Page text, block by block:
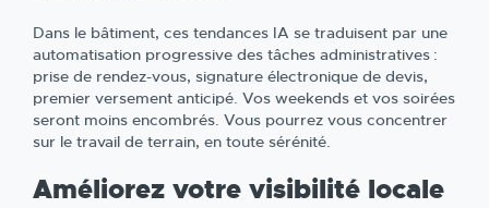
Dans le bâtiment, ces tendances IA se traduisent par une
automatisation progressive des tâches administratives :
prise de rendez-vous, signature électronique de devis,
premier versement anticipé. Vos weekends et vos soirées
seront moins encombrés. Vous pourrez vous concentrer
sur le travail de terrain, en toute sérénité.
Améliorez votre visibilité locale